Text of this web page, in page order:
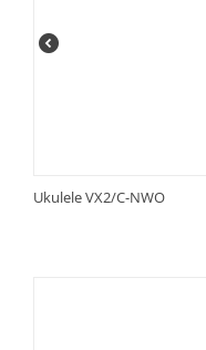
Ukulele VX2/C-NWO